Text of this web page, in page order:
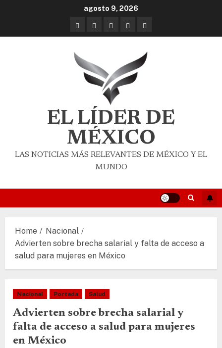
agosto 9, 2026
EL LÍDER DE
MÉXICO
LAS NOTICIAS MÁS RELEVANTES DE MÉXICO Y EL
MUNDO
Home
Nacional
Advierten sobre brecha salarial y falta de acceso a
salud para mujeres en México
Nacional Portada Salud
Advierten sobre brecha salarial y
falta de acceso a salud para mujeres
en México